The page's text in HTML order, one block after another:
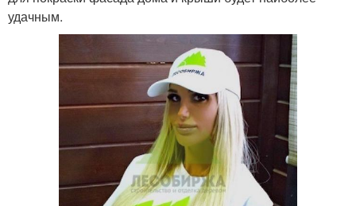
удачным.